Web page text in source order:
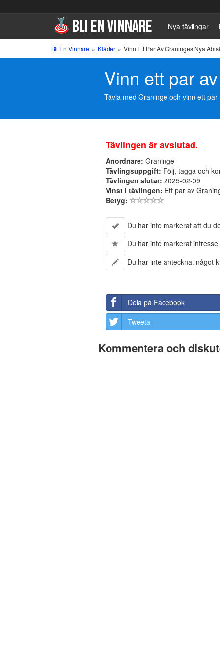
Nya tävlingar
Bli En Vinnare » Kläder » Vinn Ett Par Av Graninges Nya
Vinn ett par
Tävla med Graninge och vinn ett
Tävlingen är avslutad.
Anordnare: Graninge
Tävlingsuppgift: Följ, tagga och
Tävlingen slutar: 2025-02-09
Vinst i tävlingen: Ett par av
Betyg:
Du har inte markerat att du
Du har inte markerat
Du har inte antecknat något
Dela på Facebook
Tweeta
Kommentera och